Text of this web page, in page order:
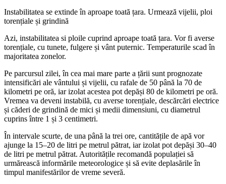
Instabilitatea se extinde în aproape toată țara. Urmează vijelii, ploi
torențiale și grindină
Azi, instabilitatea si ploile cuprind aproape toată țara. Vor fi averse
torențiale, cu tunete, fulgere și vânt puternic. Temperaturile scad în
majoritatea zonelor.
Pe parcursul zilei, în cea mai mare parte a țării sunt prognozate
intensificări ale vântului și vijelii, cu rafale de 50 până la 70 de
kilometri pe oră, iar izolat acestea pot depăși 80 de kilometri pe oră.
Vremea va deveni instabilă, cu averse torențiale, descărcări electrice
și căderi de grindină de mici și medii dimensiuni, cu diametrul
cuprins între 1 și 3 centimetri.
În intervale scurte, de una până la trei ore, cantitățile de apă vor
ajunge la 15–20 de litri pe metrul pătrat, iar izolat pot depăși 30–40
de litri pe metrul pătrat. Autoritățile recomandă populației să
urmărească informările meteorologice și să evite deplasările în
timpul manifestărilor de vreme severă.